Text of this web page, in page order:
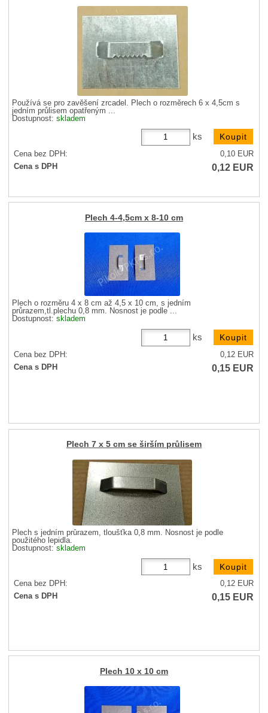
Používá se pro zavěšení zrcadel. Plech o rozměrech 6 x 4,5cm s
jedním průlisem opatřeným ...
Dostupnost:skladem
ks
Cena bez DPH: 0,10 EUR
Cena s DPH
0,12 EUR
Plech 4-4,5cm x 8-10 cm
Plech o rozměru 4 x 8 cm až 4,5 x 10 cm, s jedním
průrazem,tl.plechu 0,8 mm. Nosnost je podle ...
Dostupnost:skladem
ks
Cena bez DPH: 0,12 EUR
Cena s DPH
0,15 EUR
Plech 7 x 5 cm se širším průlisem
Plech s jedním průrazem, tloušťka 0,8 mm. Nosnost je podle
použitého lepidla.
Dostupnost:skladem
ks
Cena bez DPH: 0,12 EUR
Cena s DPH
0,15 EUR
Plech 10 x 10 cm